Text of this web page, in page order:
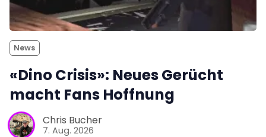
News
«Dino Crisis»: Neues Gerücht
macht Fans Hoffnung
Chris Bucher
7. Aug. 2026